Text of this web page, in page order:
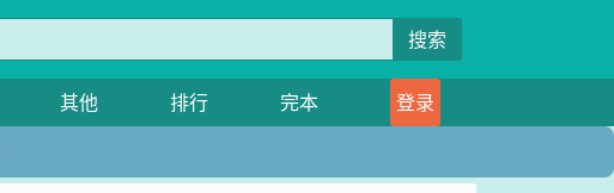
搜索
其他 排行 完本
登录